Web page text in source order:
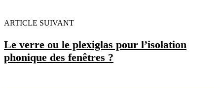
ARTICLE SUIVANT
Le verre ou le plexiglas pour l’isolation
phonique des fenêtres ?